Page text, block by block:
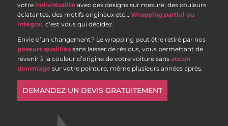
votre individualité avec des designs sur mesure, des couleurs
éclatantes, des motifs originaux etc… Wrapping partiel ou
intégral, c’est vous qui décidez.
Envie d’un changement ? Le wrapping peut être retiré par nos
poseurs qualifiéssans laisser de résidus, vous permettant de
revenir à la couleur d’origine de votre voiture sans aucun
dommage sur votre peinture, même plusieurs années après.
DEMANDEZ UN DEVIS GRATUITEMENT